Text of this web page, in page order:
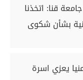
قنا: اتخذنا
بشأن شكوى
يعزي اسرة